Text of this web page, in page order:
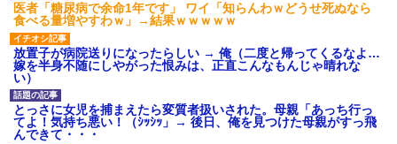
医者「糖尿病で余命1年です」 ワイ「知らんわｗどうせ死ぬなら
食べる量増やすわｗ」→結果ｗｗｗｗｗ
放置子が病院送りになったらしい → 俺（二度と帰ってくるなよ…
嫁を半身不随にしやがった恨みは、正直こんなもんじゃ晴れな
い）
とっさに女児を捕まえたら変質者扱いされた。母親「あっち行っ
てよ！気持ち悪い！（ｼｯｼｯ」→ 後日、俺を見つけた母親がすっ飛
んできて・・・